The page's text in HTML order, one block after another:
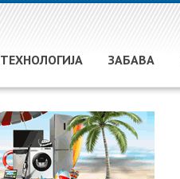
ТЕХНОЛОГИЈА ЗАБАВА